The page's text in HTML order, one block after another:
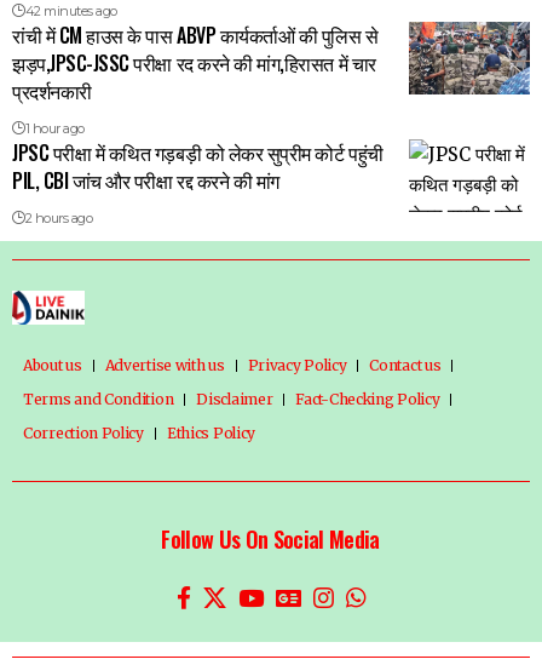
42 minutes ago
रांची में CM हाउस के पास ABVP कार्यकर्ताओं की पुलिस से
झड़प,JPSC-JSSC परीक्षा रद करने की मांग,हिरासत में चार
प्रदर्शनकारी
1 hour ago
JPSC परीक्षा में कथित गड़बड़ी को लेकर सुप्रीम कोर्ट पहुंची
PIL, CBI जांच और परीक्षा रद्द करने की मांग
2 hours ago
About us Advertise with us Privacy Policy
Contact us
Terms and Condition
Disclaimer
Fact-Checking Policy
Correction Policy
Ethics Policy
Follow Us On Social Media